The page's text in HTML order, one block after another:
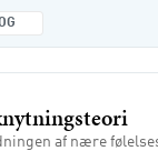
af nære